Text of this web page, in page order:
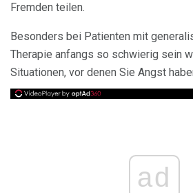
Fremden teilen.
Besonders bei Patienten mit
Therapie anfangs so schwierig sein
Situationen, vor denen Sie Angst
ad